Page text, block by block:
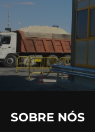
navigation
SOBRE NÓS